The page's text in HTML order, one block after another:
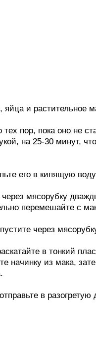
яйца и растительное
пор, пока оно не
на 25-30 минут,
его в кипящую
мясорубку
перемешайте с
через
в тонкий
начинку из мака,
в разогретую